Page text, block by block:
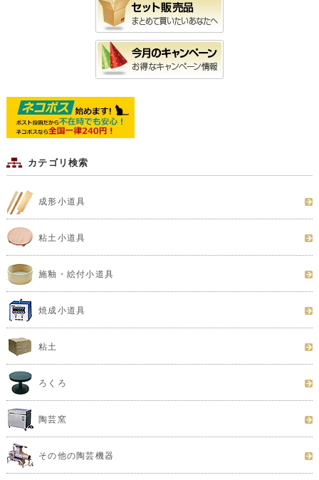
カテゴリ検索
成形小道具
粘土小道具
施釉・絵付小道具
焼成小道具
粘土
ろくろ
陶芸窯
その他の陶芸機器